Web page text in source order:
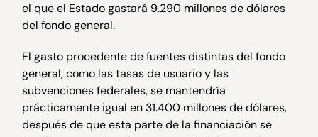
el que el Estado gastará 9.290 millones de dólares
del fondo general.
El gasto procedente de fuentes distintas del fondo
general, como las tasas de usuario y las
subvenciones federales, se mantendría
prácticamente igual en 31.400 millones de dólares,
después de que esta parte de la financiación se